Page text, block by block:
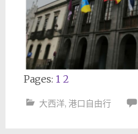
Pages: 1 2
大西洋, 港口自由行